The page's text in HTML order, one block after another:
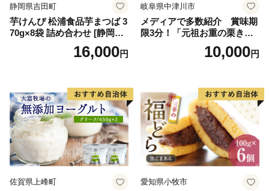
静岡県吉田町
芋けんぴ 松浦食品芋まつば 3
70g×8袋 詰め合わせ [静岡伊
勢丹(松浦食品) 静岡県 吉田町
22424274] 芋ケンピ セット
16,000円
岐阜県中津川市
メディアで多数紹介 賞味期
限3分！「元祖お重の栗きん
とんモンブラン」 【未来の
ご褒美】スイーツ 栗 モンブ
子 菓子 F4N-2298
10,000円
佐賀県上峰町 愛知県小牧市